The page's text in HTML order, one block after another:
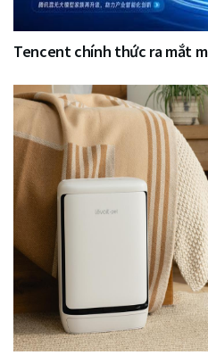
Tencent chính thức ra mắt